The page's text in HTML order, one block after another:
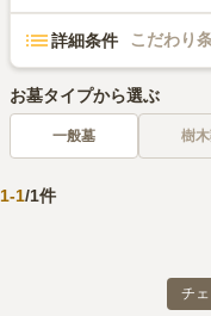
詳細条件 こだわり
お墓タイプから選ぶ
一般墓 樹
1-1/1件
チ